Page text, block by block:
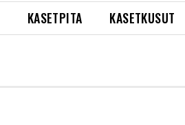
KASETPITA KASETKUSUT